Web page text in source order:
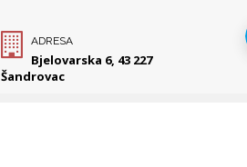
ADRESA
Bjelovarska 6, 43 227
Šandrovac